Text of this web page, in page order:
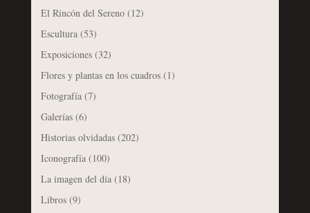
El Rincón del Sereno(12)
Escultura(53)
Exposiciones(32)
Flores y plantas en los cuadros(1)
Fotografía(7)
Galerías(6)
Historias olvidadas(202)
Iconografía(100)
La imagen del día(18)
Libros(9)